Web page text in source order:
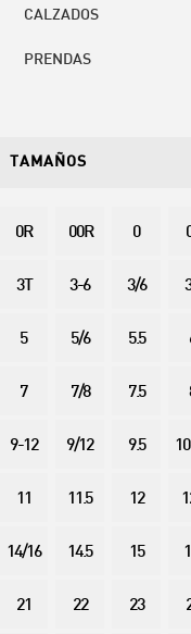
CALZADOS
PRENDAS
TAMAÑOS
0R 00R 0
3T 3-6 3/6
5 5/6 5.5
7 7/8 7.5
9-12 9/12 9.5
11 11.5 12
14/16 14.5 15
21 22 23